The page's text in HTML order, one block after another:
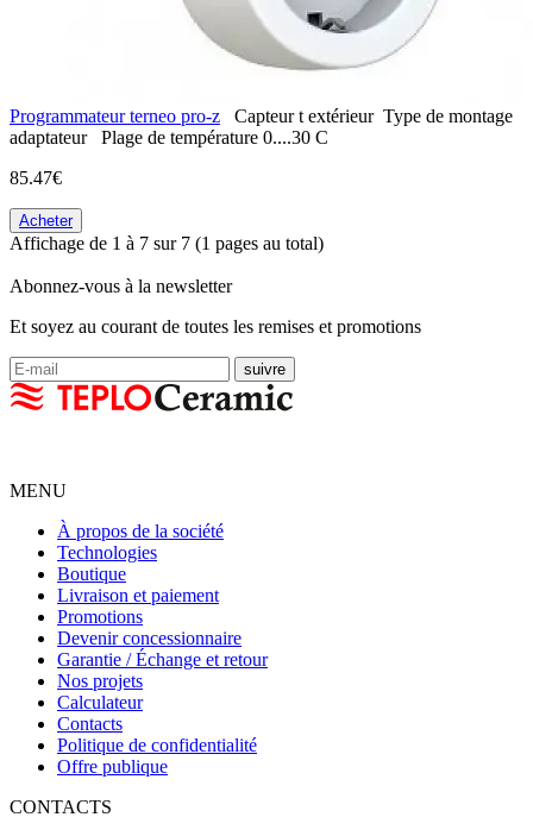
Programmateur terneo pro-z Capteur t extérieur Type de montage
adaptateur
Plage de température 0....30 С
85.47€
Acheter
Affichage de 1 à 7 sur 7 (1 pages au total)
Abonnez-vous à la newsletter
Et soyez au courant de toutes les remises et promotions
MENU
À propos de la société
Technologies
Boutique
Livraison et paiement
Promotions
Devenir concessionnaire
Garantie / Échange et retour
Nos projets
Calculateur
Contacts
Politique de confidentialité
Offre publique
CONTACTS